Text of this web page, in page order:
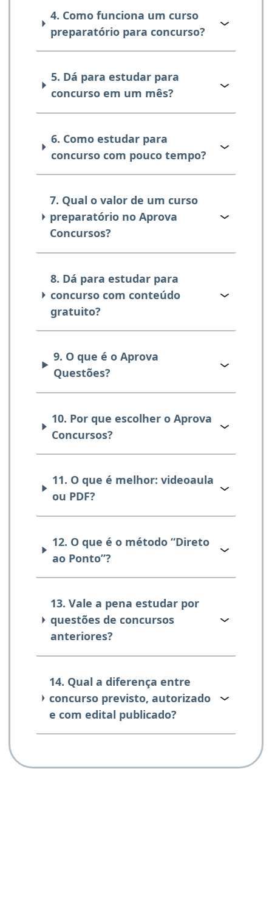
4. Como funciona um curso
preparatório para concurso?
5. Dá para estudar para
concurso em um mês?
6. Como estudar para
concurso com pouco tempo?
7. Qual o valor de um curso
preparatório no Aprova
Concursos?
8. Dá para estudar para
concurso com conteúdo
gratuito?
9. O que é o Aprova
Questões?
10. Por que escolher o Aprova
Concursos?
11. O que é melhor: videoaula
ou PDF?
12. O que é o método “Direto
ao Ponto”?
13. Vale a pena estudar por
questões de concursos
anteriores?
14. Qual a diferença entre
concurso previsto, autorizado
e com edital publicado?